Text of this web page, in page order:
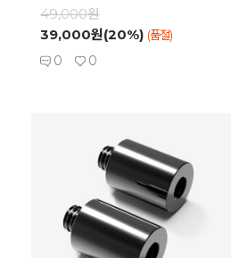
49,000원
39,000원(20%) (품절)
0 0